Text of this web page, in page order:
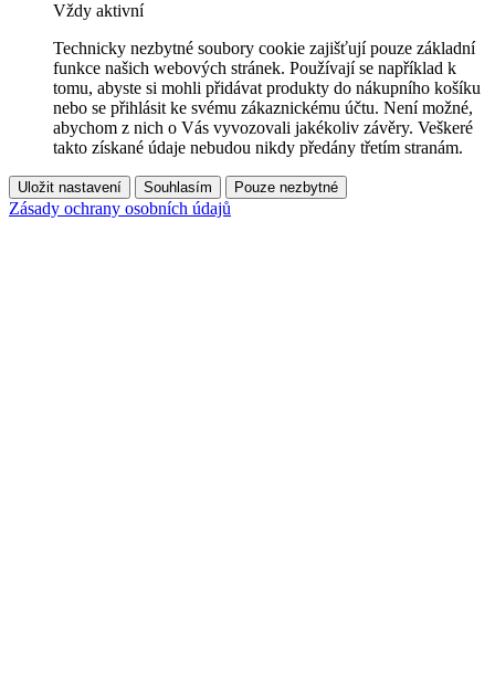
Vždy aktivní
Technicky nezbytné soubory cookie zajišťují pouze základní
funkce našich webových stránek. Používají se například k
tomu, abyste si mohli přidávat produkty do nákupního košíku
nebo se přihlásit ke svému zákaznickému účtu. Není možné,
abychom z nich o Vás vyvozovali jakékoliv závěry. Veškeré
takto získané údaje nebudou nikdy předány třetím stranám.
Uložit nastavení Souhlasím Pouze nezbytné
Zásady ochrany osobních údajů